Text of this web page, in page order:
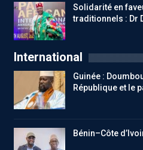
Solidarité en
traditionnels : Dr
International
Guinée :
République et le
Bénin–Côte